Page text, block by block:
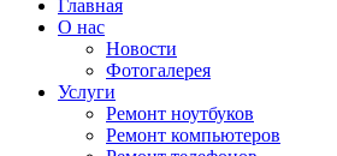
Главная
О нас
Новости
Фотогалерея
Услуги
Ремонт ноутбуков
Ремонт компьютеров